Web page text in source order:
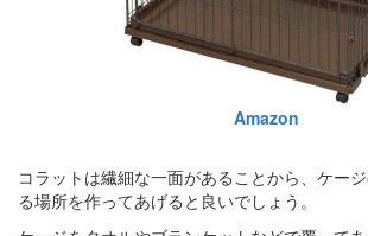
Amazon
コラットは繊細な一面があることから、ケー
る場所を作ってあげると良いでしょう。